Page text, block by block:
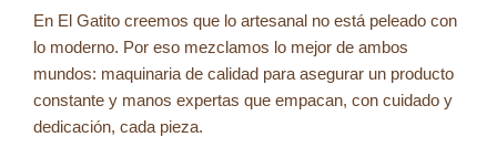
En El Gatito creemos que lo artesanal no está peleado con
lo moderno. Por eso mezclamos lo mejor de ambos
mundos: maquinaria de calidad para asegurar un producto
constante y manos expertas que empacan, con cuidado y
dedicación, cada pieza.